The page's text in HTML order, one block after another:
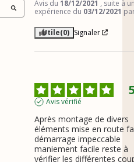
Avis du 18/12/2021 , suite à
expérience du 03/12/2021
Utile(0) Signaler
Avis vérifié
Après montage de divers
éléments mise en route
démarrage impeccable
maniement facile reste à
vérifier les différentes